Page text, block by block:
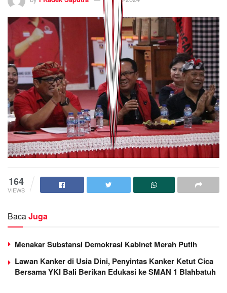
164
VIEWS
BacaJuga
Menakar Substansi Demokrasi Kabinet Merah Putih
Lawan Kanker di Usia Dini, Penyintas Kanker Ketut Cica
Bersama YKI Bali Berikan Edukasi ke SMAN 1 Blahbatuh